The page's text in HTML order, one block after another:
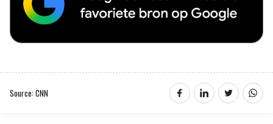
Source: CNN